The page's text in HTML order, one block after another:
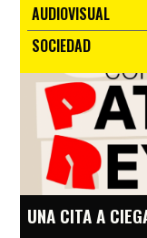
AUDIOVISUAL
SOCIEDAD
UNA CITA A